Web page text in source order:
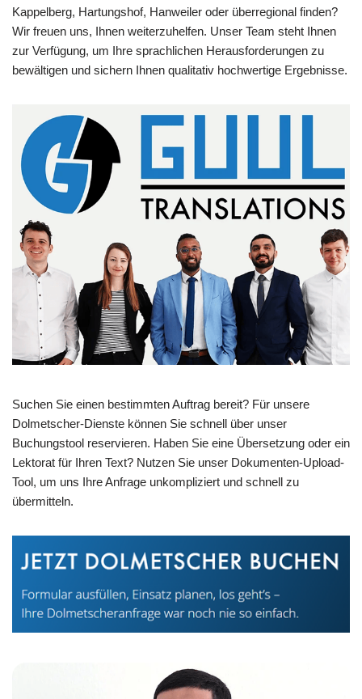
Kappelberg, Hartungshof, Hanweiler oder überregional finden?
Wir freuen uns, Ihnen weiterzuhelfen. Unser Team steht Ihnen
zur Verfügung, um Ihre sprachlichen Herausforderungen zu
bewältigen und sichern Ihnen qualitativ hochwertige Ergebnisse.
Suchen Sie einen bestimmten Auftrag bereit? Für unsere
Dolmetscher-Dienste können Sie schnell über unser
Buchungstool reservieren. Haben Sie eine Übersetzung oder ein
Lektorat für Ihren Text? Nutzen Sie unser Dokumenten-Upload-
Tool, um uns Ihre Anfrage unkompliziert und schnell zu
übermitteln.